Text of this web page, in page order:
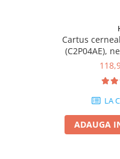
Monitoare LEDCartus
(C2P04AE),
LA
ADAUGA